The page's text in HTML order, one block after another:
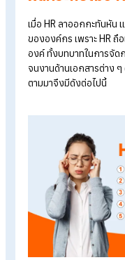
ตัวระบบขององค์กรก็
คิดว่า “หาคนใหม่แทน
HR ไม่มีใครทดแทนไ
เมื่อ HR ลาออกกะ
ขององค์กร เพราะ
องค์ ทั้งบทบาทในก
จนงานด้านเอกสาร
ตามมาจึงมีดังต่อไปนี้